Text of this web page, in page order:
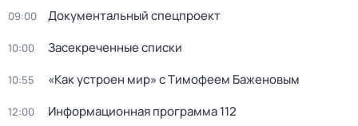
09:00 Документальный спецпроект
10:00 Зacекрeченные cписки
10:55 «Как устроен мир» с Тимофеем Баженовым
12:00 Информационная программа 112